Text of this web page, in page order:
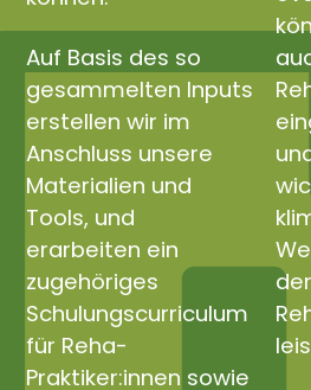
Auf Basis des so
gesammelten Inputs
erstellen wir im
Anschluss unsere
Materialien und
Tools, und
erarbeiten ein
zugehöriges
Schulungscurriculum
für Reha-
Praktiker:innen sowie